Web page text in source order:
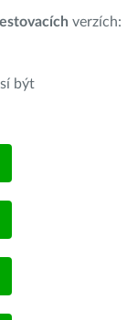
verzích:
být